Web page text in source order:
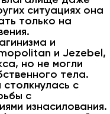
ситуациях она
только на
и
и Jezebel,
но не могли
тела.
с
с
изнасилования.